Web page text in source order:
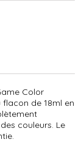
Color
de 18ml en
couleurs. Le